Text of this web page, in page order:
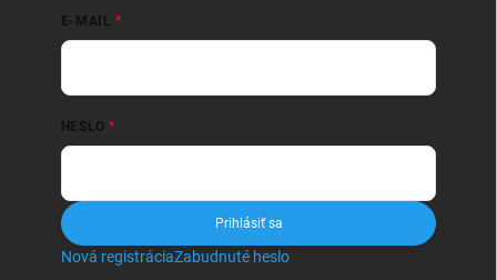
E-MAIL
HESLO
Prihlásiť sa
Nová registráciaZabudnuté heslo